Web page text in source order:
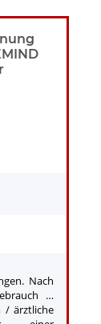
Nach
…
/ ärztliche